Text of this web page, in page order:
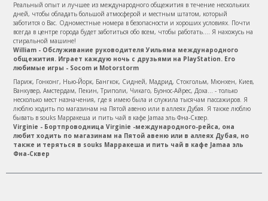
Реальный опыт и лучшее из международного общежития в течение нескольких
дней, чтобы обладать большой атмосферой и местным штатом, который
заботится о Вас. Одноместные номера в безопасности и хороших условиях. Почти
всегда в центре города будет заботиться обо всем, чтобы работать.... Я нахожусь на
стиральной машине!
William - Обслуживание руководителя Уильяма международного
общежития. Играет каждую ночь с друзьями на PlayStation. Его
любимые игры - Socom и Motorstorm
Париж, Гонконг, Нью-Йорк, Бангкок, Сидней, Мадрид, Стокгольм, Мюнхен, Киев,
Ванкувер, Амстердам, Пекин, Триполи, Чикаго, Буэнос-Айрес, Доха... - только
несколько мест назначения, где я имею была и служила тысячам пассажиров. Я
люблю ходить по магазинам на Пятой авеню или в аллеях Дубая. Я также люблю
бывать в souks Марракеша и пить чай в кафе Jamaa эль Фна-Сквер.
Virginie - Бортпроводница Virginie -международного-рейса, она
любит ходить по магазинам на Пятой авеню или в аллеях Дубая, но
также и теряться в souks Марракеша и пить чай в кафе Jamaa эль
Фна-Сквер